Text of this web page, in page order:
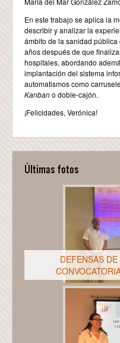
En este trabajo se aplica la
describir y analizar la
ámbito de la sanidad
años después de que
hospitales, abordando
implantación del sistema
automatismos como
Kanbano doble-cajón.
¡Felicidades, Verónica!
Últimas fotos
DEFENSAS